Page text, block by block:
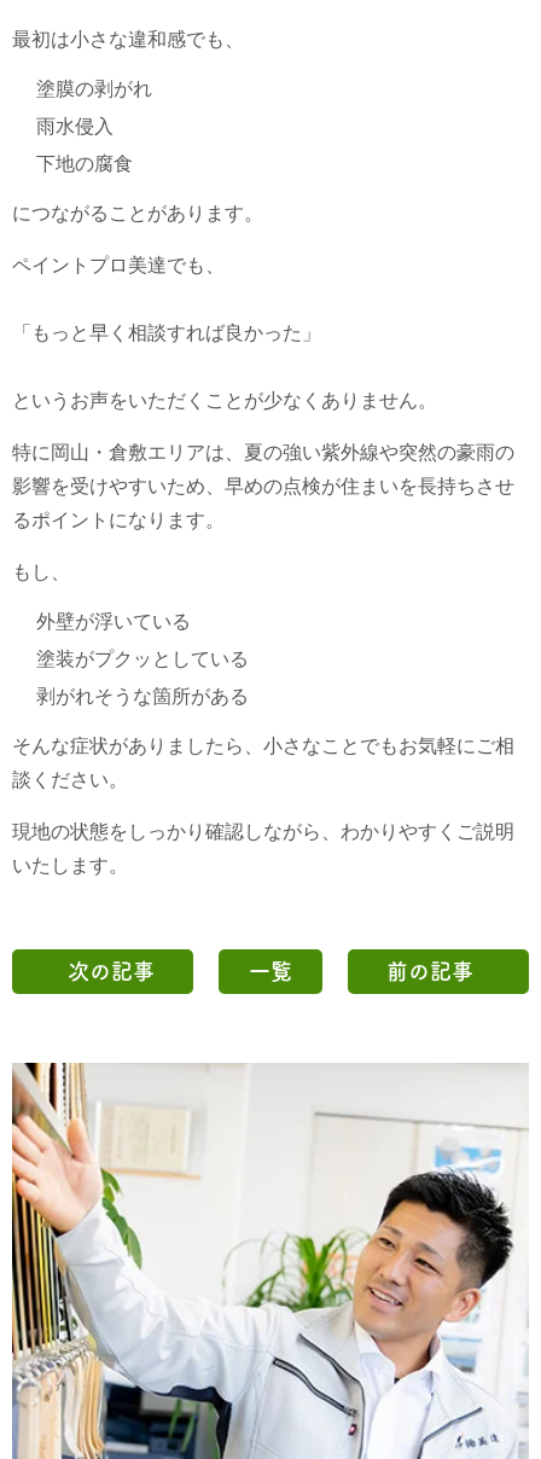
最初は小さな違和感でも、
塗膜の剥がれ
雨水侵入
下地の腐食
につながることがあります。
ペイントプロ美達でも、
「もっと早く相談すれば良かった」
というお声をいただくことが少なくありません。
特に岡山・倉敷エリアは、夏の強い紫外線や突然の豪雨の
影響を受けやすいため、早めの点検が住まいを長持ちさせ
るポイントになります。
もし、
外壁が浮いている
塗装がプクッとしている
剥がれそうな箇所がある
そんな症状がありましたら、小さなことでもお気軽にご相
談ください。
現地の状態をしっかり確認しながら、わかりやすくご説明
いたします。
次の記事 一覧 前の記事